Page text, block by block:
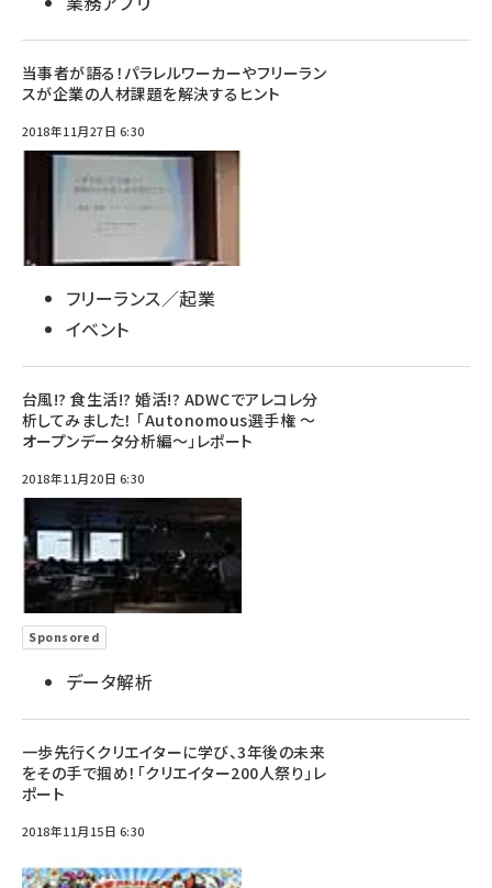
当事者が語る！パラレルワーカーやフリーラン
スが企業の人材課題を解決するヒント
2018年11月27日 6:30
フリーランス／起業
イベント
台風!? 食生活!? 婚活!? ADWCでアレコレ分
析してみました！ 「Autonomous選手権 ～
オープンデータ分析編～」レポート
2018年11月20日 6:30
Sponsored
データ解析
一歩先行くクリエイターに学び、3年後の未来
をその手で掴め！「クリエイター200人祭り」レ
ポート
2018年11月15日 6:30